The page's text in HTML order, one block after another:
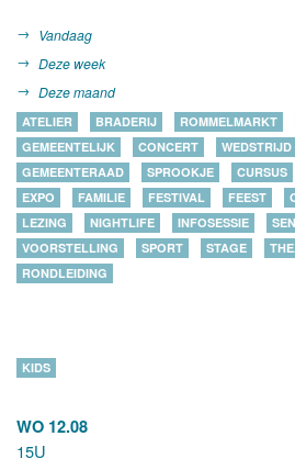
Vandaag
Deze week
Deze maand
ATELIER BRADERIJ ROMMELMARKT
GEMEENTELIJK
CONCERT WEDSTRIJD
GEMEENTERAAD
SPROOKJE CURSUS
EXPO
FAMILIE FESTIVAL FEEST
LEZING
NIGHTLIFE INFOSESSIE
VOORSTELLING
SPORT STAGE
RONDLEIDING
WO 12.08
15U
KIDS